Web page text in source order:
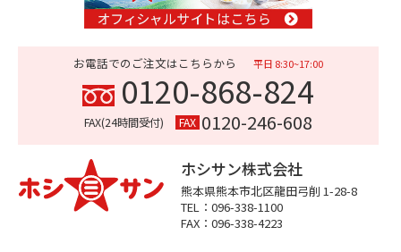
お電話でのご注文はこちらから 平日 8:30~17:00
0120-868-824
FAX(24時間受付) FAX 0120-246-608
ホシサン株式会社
熊本県熊本市北区龍田弓削 1-28-8
TEL：096-338-1100
FAX：096-338-4223